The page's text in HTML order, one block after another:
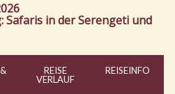
in der Serengeti und
REISE
VERLAUF
REISEINFO